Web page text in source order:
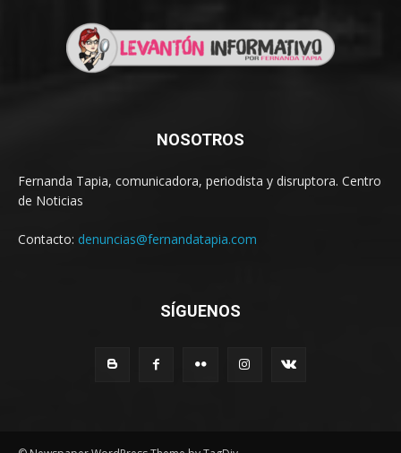
NOSOTROS
Fernanda Tapia, comunicadora, periodista y disruptora. Centro
de Noticias
Contacto: denuncias@fernandatapia.com
SÍGUENOS